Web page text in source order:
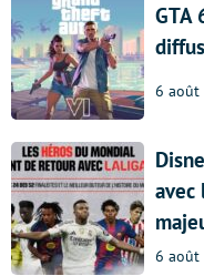
GTA
6 août
avec
6 août